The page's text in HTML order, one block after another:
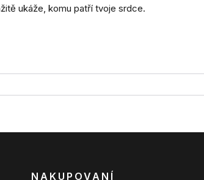
ukáže, komu patří tvoje srdce.
NAKUPOVANÍ